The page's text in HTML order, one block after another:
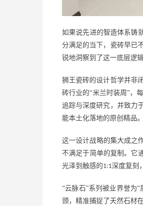
如果说先进的智造体系铸
分满足的当下，瓷砖早已
锐地洞察到了这一底层逻
狮王瓷砖的设计哲学并非
砖行业的“米兰时装周”，
追踪与深度研究，并致力
能本土化落地的原创精品。
这一设计战略的集大成之
不满足于简单的复制。它
光泽到触感的1:1深度复刻
“云脉石”系列被业界誉为
颈，精准捕捉了天然石材